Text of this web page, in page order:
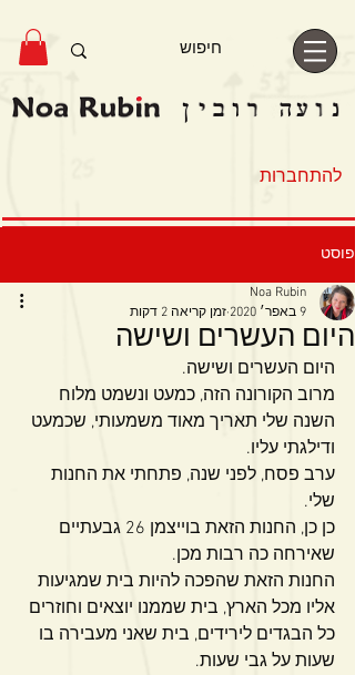
להתחברות
פוסט
היום העשרים ושישה
Noa Rubin
9 באפר׳ 2020
זמן קריאה 2 דקות
היום העשרים ושישה.
מרוב הקורונה הזה, כמעט ונשמט מלוח
השנה שלי תאריך מאוד משמעותי, שכמעט
ודילגתי עליו.
ערב פסח, לפני שנה, פתחתי את החנות
שלי.
כן כן, החנות הזאת בוייצמן 26 גבעתיים
שאירחה כה רבות מכן.
החנות הזאת שהפכה להיות בית שמגיעות
אליו מכל הארץ, בית שממנו יוצאים וחוזרים
כל הבגדים לירידים, בית שאני מעבירה בו
שעות על גבי שעות.